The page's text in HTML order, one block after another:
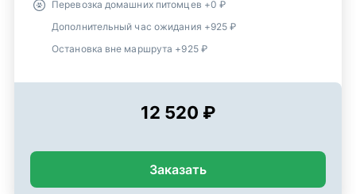
Перевозка домашних питомцев +0 ₽
Дополнительный час ожидания +925 ₽
Остановка вне маршрута +925 ₽
12 520 ₽
Заказать